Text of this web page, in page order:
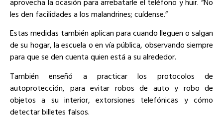
les den facilidades a los malandrines; cuídense.”
Estas medidas también aplican para cuando lleguen o salgan
de su hogar, la escuela o en vía pública, observando siempre
para que se den cuenta quien está a su alrededor.
También enseñó a practicar los protocolos de
autoprotección, para evitar robos de auto y robo de
objetos a su interior, extorsiones telefónicas y cómo
detectar billetes falsos.